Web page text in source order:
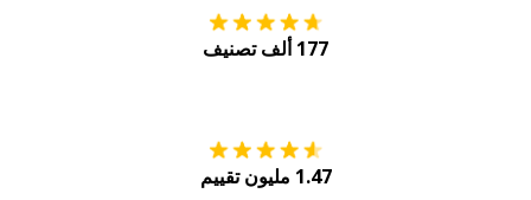
177 ألف تصنيف
1.47 مليون تقييم